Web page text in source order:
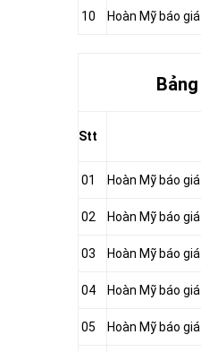
10 Hoàn Mỹ báo
Stt
01 Hoàn Mỹ báo
02 Hoàn Mỹ báo
03 Hoàn Mỹ báo
04 Hoàn Mỹ báo
05 Hoàn Mỹ báo